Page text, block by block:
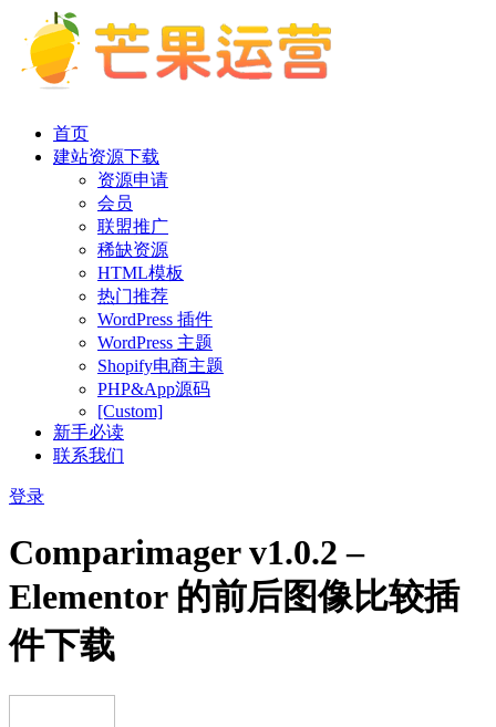
首页
建站资源下载
资源申请
会员
联盟推广
稀缺资源
HTML模板
热门推荐
WordPress 插件
WordPress 主题
Shopify电商主题
PHP&App源码
[Custom]
新手必读
联系我们
登录
Comparimager v1.0.2 –
Elementor 的前后图像比较插
件下载